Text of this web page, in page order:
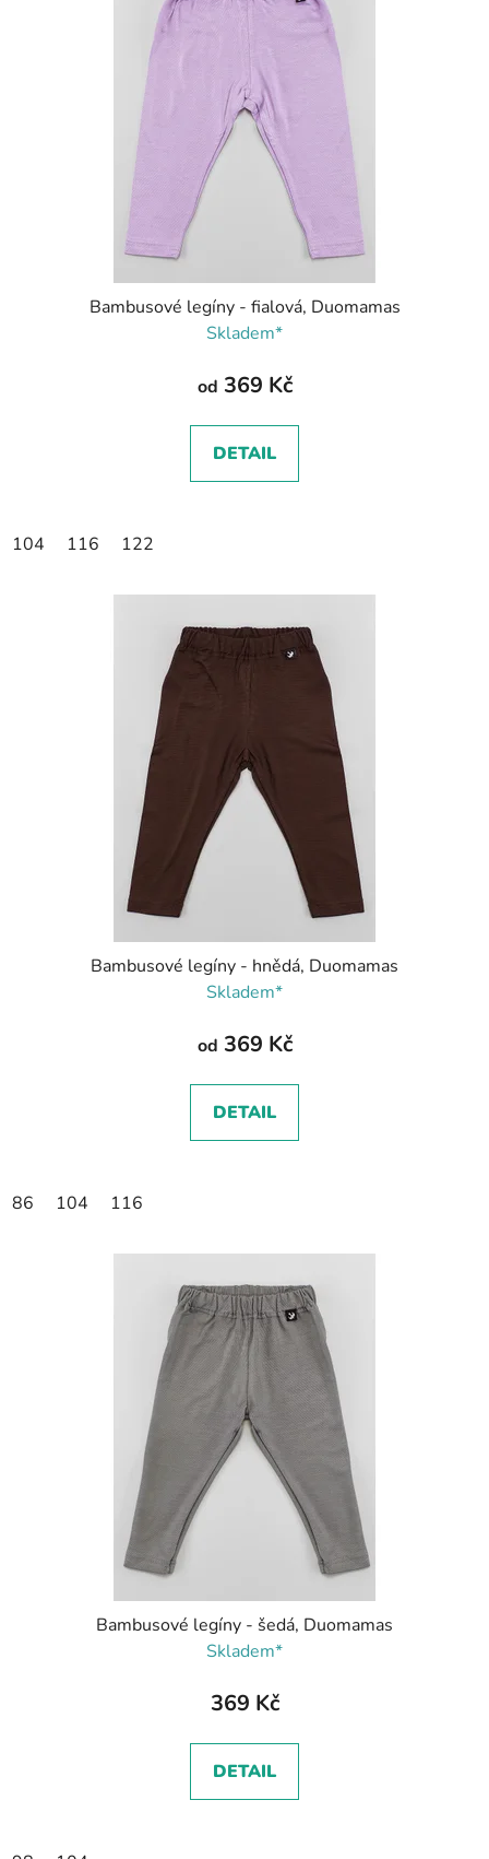
Bambusové legíny - fialová, Duomamas
Skladem*
od 369 Kč
DETAIL
104 116 122
Bambusové legíny - hnědá, Duomamas
Skladem*
od 369 Kč
DETAIL
86 104 116
Bambusové legíny - šedá, Duomamas
Skladem*
369 Kč
DETAIL